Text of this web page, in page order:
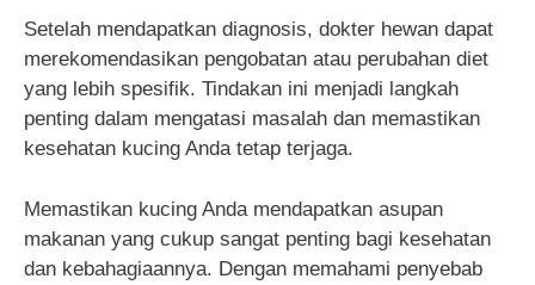
Setelah mendapatkan diagnosis, dokter hewan dapat
merekomendasikan pengobatan atau perubahan diet
yang lebih spesifik. Tindakan ini menjadi langkah
penting dalam mengatasi masalah dan memastikan
kesehatan kucing Anda tetap terjaga.
Memastikan kucing Anda mendapatkan asupan
makanan yang cukup sangat penting bagi kesehatan
dan kebahagiaannya. Dengan memahami penyebab